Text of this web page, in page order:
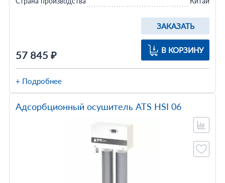
57 845 ₽
ЗАКАЗАТЬ
В КОРЗИНУ
+ Подробнее
Адсорбционный осушитель ATS HSI 06